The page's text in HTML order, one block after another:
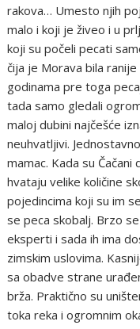
rakova… Umesto njih
malo i koji je živeo i u
koji su počeli pecati
čija je Morava bila
godinama pre toga
tada samo gledali
maloj dubini najčešće
neuhvatljivi.
mamac. Kada su
hvataju velike količine
pojedincima koji su im se
se peca skobalj. Brzo
eksperti i sada ih ima
zimskim uslovima.
sa obadve strane
brža. Praktično su
toka reka i ogromnim